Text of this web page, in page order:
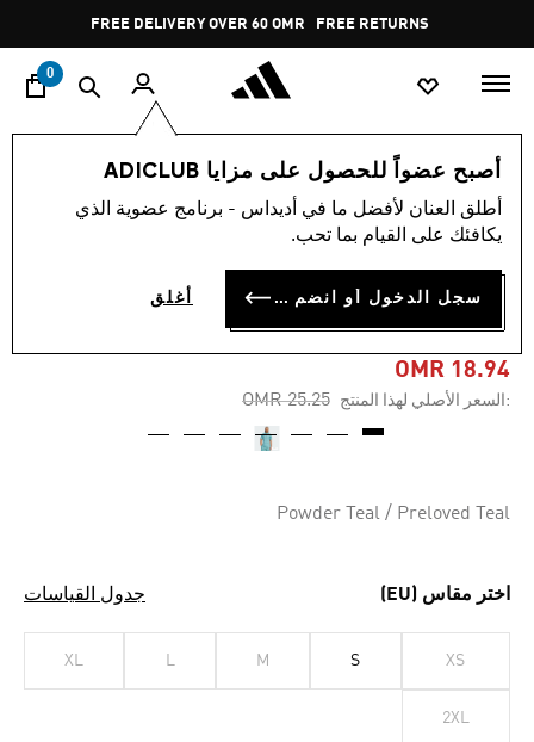
Pause
promotion
rotation
FREE DELIVERY OVER 60 OMR FREE RETURNS
0
أصبح عضواً للحصول على مزايا ADICLUB
أطلق العنان لأفضل ما في أديداس - برنامج عضوية الذي
يكافئك على القيام بما تحب.
سجل الدخول أو انضم الآن أغلق
الرجال ملابس
-20%
قميص بولو CLUB TENNIS
CLIMACOOL GRAPHIC
OMR 18.94
:السعر الأصلي لهذا المنتج Price reduced from
OMR 25.25
to
Powder Teal / Preloved Teal
اختر مقاس (EU) جدول القياسات
XS
S
M
L
XL
2XL